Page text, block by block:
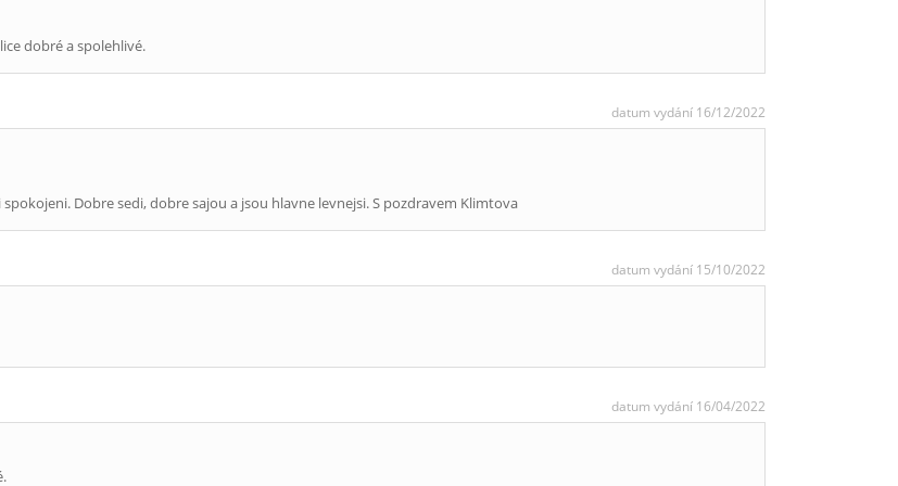
dobré a spolehlivé.
datum vydání 16/12/2022
Dobre sedi, dobre sajou a jsou hlavne levnejsi. S pozdravem Klimtova
datum vydání 15/10/2022
datum vydání 16/04/2022